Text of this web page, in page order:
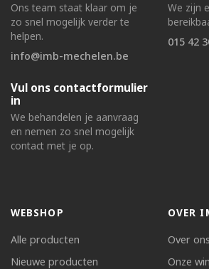
Ons team staat klaar om je
zo snel mogelijk verder te
helpen.
info@imb-mechelen.be
We zijn
015 42
Vul ons contactformulier
in
We behandelen je aanvraag
en nemen zo snel mogelijk
contact met je op.
WEBSHOP
Alle producten
Nieuwe producten
OVER
Over ons
Onze